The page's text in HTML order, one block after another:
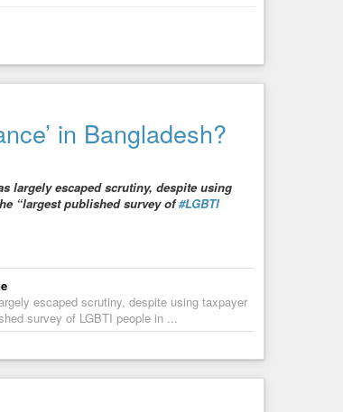
er oder sie*er. 0%(0 votes)
Personen benötigt wird.
ohne Pronomen. 0%(0 votes)
20%(1 vote)
in Bangladesh?
largely escaped scrutiny, despite using
“largest published survey of#LGBTI
escaped scrutiny, despite using taxpayer
survey of LGBTI people in ...